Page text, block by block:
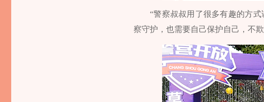
“警察叔叔用了很多有趣的方
察守护，也需要自己保护自己，不